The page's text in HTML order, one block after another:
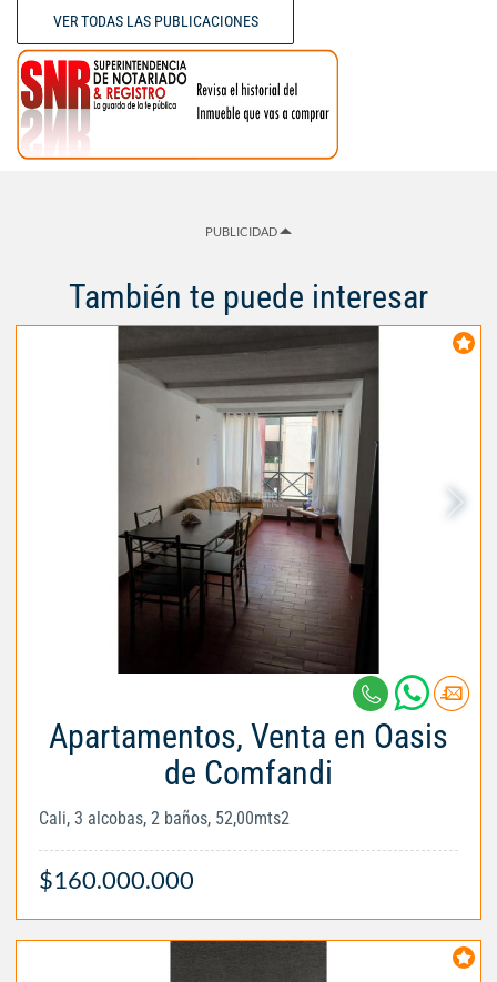
VER TODAS LAS PUBLICACIONES
PUBLICIDAD
También te puede interesar
Apartamentos, Venta en Oasis
de Comfandi
Cali, 3 alcobas, 2 baños, 52,00mts2
$160.000.000